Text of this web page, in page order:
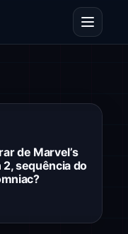
Abrir
de Marvel’s
sequência do